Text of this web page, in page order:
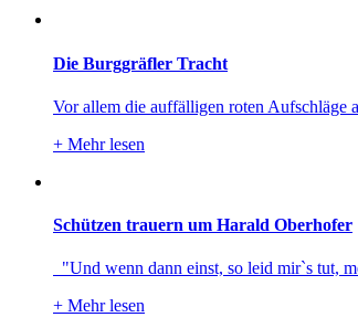
Die Burggräfler Tracht
Vor allem die auffälligen roten Aufschläge
+ Mehr lesen
Schützen trauern um Harald Oberhofer
"Und wenn dann einst, so leid mir`s tut,
+ Mehr lesen